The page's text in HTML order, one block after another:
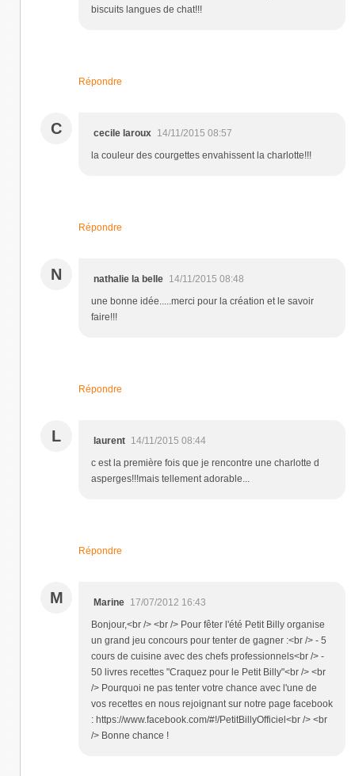
biscuits langues de chat!!!
Répondre
C cecile laroux 14/11/2015 08:57
la couleur des courgettes envahissent la charlotte!!!
Répondre
N nathalie la belle 14/11/2015 08:48
une bonne idée.....merci pour la création et le savoir
faire!!!
Répondre
L laurent 14/11/2015 08:44
c est la première fois que je rencontre une charlotte d
asperges!!!mais tellement adorable...
Répondre
M Marine 17/07/2012 16:43
Bonjour,<br /> <br /> Pour fêter l'été Petit Billy organise
un grand jeu concours pour tenter de gagner :<br /> - 5
cours de cuisine avec des chefs professionnels<br /> -
50 livres recettes "Craquez pour le Petit Billy"<br /> <br
/> Pourquoi ne pas tenter votre chance avec l'une de
vos recettes en nous rejoignant sur notre page facebook
: https://www.facebook.com/#!/PetitBillyOfficiel<br /> <br
/> Bonne chance !